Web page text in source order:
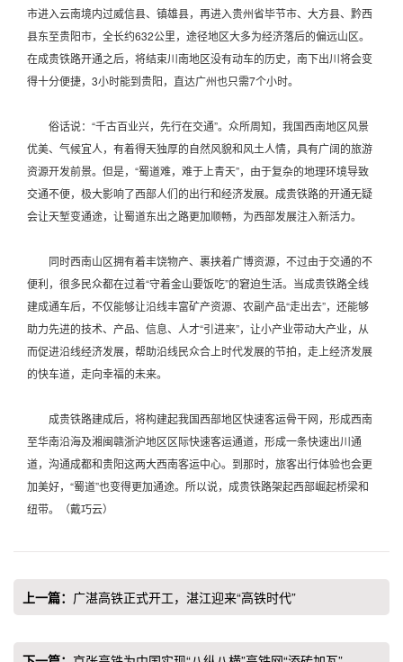
市进入云南境内过威信县、镇雄县，再进入贵州省毕节市、大方县、黔西
县东至贵阳市，全长约632公里，途径地区大多为经济落后的偏远山区。
在成贵铁路开通之后，将结束川南地区没有动车的历史，南下出川将会变
得十分便捷，3小时能到贵阳，直达广州也只需7个小时。
俗话说：“千古百业兴，先行在交通”。众所周知，我国西南地区风景
优美、气候宜人，有着得天独厚的自然风貌和风土人情，具有广阔的旅游
资源开发前景。但是，“蜀道难，难于上青天”，由于复杂的地理环境导致
交通不便，极大影响了西部人们的出行和经济发展。成贵铁路的开通无疑
会让天堑变通途，让蜀道东出之路更加顺畅，为西部发展注入新活力。
同时西南山区拥有着丰饶物产、裹挟着广博资源，不过由于交通的不
便利，很多民众都在过着“守着金山要饭吃”的窘迫生活。当成贵铁路全线
建成通车后，不仅能够让沿线丰富矿产资源、农副产品“走出去”，还能够
助力先进的技术、产品、信息、人才“引进来”，让小产业带动大产业，从
而促进沿线经济发展，帮助沿线民众合上时代发展的节拍，走上经济发展
的快车道，走向幸福的未来。
成贵铁路建成后，将构建起我国西部地区快速客运骨干网，形成西南
至华南沿海及湘闽赣浙沪地区区际快速客运通道，形成一条快速出川通
道，沟通成都和贵阳这两大西南客运中心。到那时，旅客出行体验也会更
加美好，“蜀道”也变得更加通途。所以说，成贵铁路架起西部崛起桥梁和
纽带。（戴巧云）
上一篇： 广湛高铁正式开工，湛江迎来“高铁时代”